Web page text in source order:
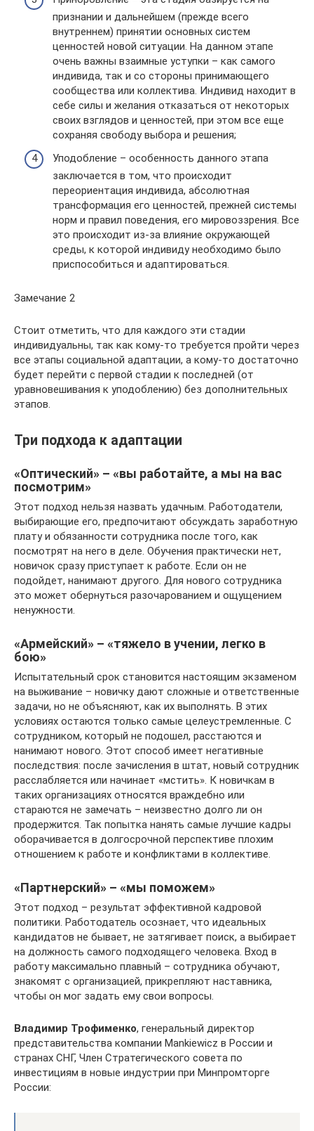
признании и дальнейшем (прежде всего
внутреннем) принятии основных систем
ценностей новой ситуации. На данном этапе
очень важны взаимные уступки – как самого
индивида, так и со стороны принимающего
сообщества или коллектива. Индивид находит в
себе силы и желания отказаться от некоторых
своих взглядов и ценностей, при этом все еще
сохраняя свободу выбора и решения;
Уподобление – особенность данного этапа
заключается в том, что происходит
переориентация индивида, абсолютная
трансформация его ценностей, прежней системы
норм и правил поведения, его мировоззрения. Все
это происходит из-за влияние окружающей
среды, к которой индивиду необходимо было
приспособиться и адаптироваться.
Замечание 2
Стоит отметить, что для каждого эти стадии
индивидуальны, так как кому-то требуется пройти через
все этапы социальной адаптации, а кому-то достаточно
будет перейти с первой стадии к последней (от
уравновешивания к уподоблению) без дополнительных
этапов.
Три подхода к адаптации
«Оптический» – «вы работайте, а мы на вас
посмотрим»
Этот подход нельзя назвать удачным. Работодатели,
выбирающие его, предпочитают обсуждать заработную
плату и обязанности сотрудника после того, как
посмотрят на него в деле. Обучения практически нет,
новичок сразу приступает к работе. Если он не
подойдет, нанимают другого. Для нового сотрудника
это может обернуться разочарованием и ощущением
ненужности.
«Армейский» – «тяжело в учении, легко в
бою»
Испытательный срок становится настоящим экзаменом
на выживание – новичку дают сложные и ответственные
задачи, но не объясняют, как их выполнять. В этих
условиях остаются только самые целеустремленные. С
сотрудником, который не подошел, расстаются и
нанимают нового. Этот способ имеет негативные
последствия: после зачисления в штат, новый сотрудник
расслабляется или начинает «мстить». К новичкам в
таких организациях относятся враждебно или
стараются не замечать – неизвестно долго ли он
продержится. Так попытка нанять самые лучшие кадры
оборачивается в долгосрочной перспективе плохим
отношением к работе и конфликтами в коллективе.
«Партнерский» – «мы поможем»
Этот подход – результат эффективной кадровой
политики. Работодатель осознает, что идеальных
кандидатов не бывает, не затягивает поиск, а выбирает
на должность самого подходящего человека. Вход в
работу максимально плавный – сотрудника обучают,
знакомят с организацией, прикрепляют наставника,
чтобы он мог задать ему свои вопросы.
Владимир Трофименко, генеральный директор
представительства компании Mankiewicz в России и
странах СНГ, Член Стратегического совета по
инвестициям в новые индустрии при Минпромторге
России: